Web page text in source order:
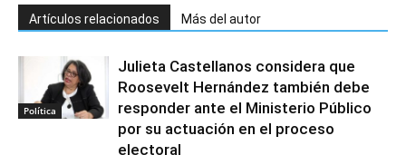
Artículos relacionados Más del autor
Política
Julieta Castellanos considera que
Roosevelt Hernández también debe
responder ante el Ministerio Público
por su actuación en el proceso
electoral